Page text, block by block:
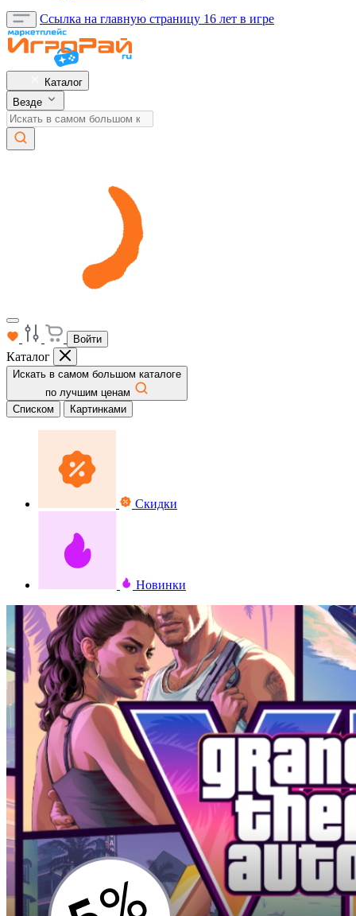
Ссылка на главную страницу 16 лет в игре
Каталог
Везде
Войти
Каталог
Искать в самом большом каталоге
по лучшим ценам
Списком
Картинками
Скидки
Новинки